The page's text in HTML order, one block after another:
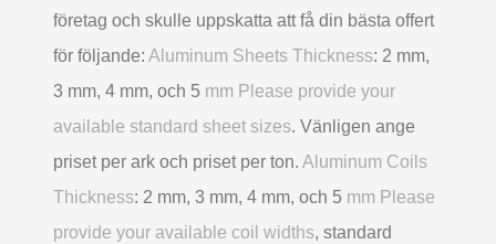
företag och skulle uppskatta att få din bästa offert
för följande: Aluminum Sheets Thickness: 2 mm,
3 mm, 4 mm, och 5 mm Please provide your
available standard sheet sizes. Vänligen ange
priset per ark och priset per ton. Aluminum Coils
Thickness: 2 mm, 3 mm, 4 mm, och 5 mm Please
provide your available coil widths, standard